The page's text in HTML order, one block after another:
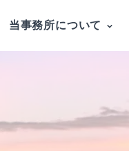
当事務所について